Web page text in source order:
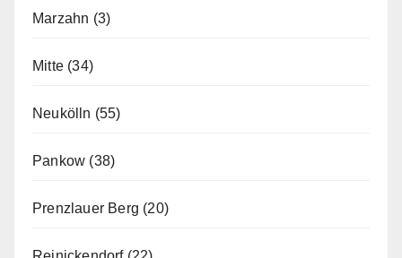
Marzahn (3)
Mitte (34)
Neukölln (55)
Pankow (38)
Prenzlauer Berg (20)